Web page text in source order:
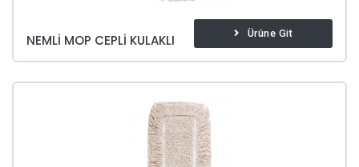
NEMLI MOP CEPLI KULAKLI Ürüne Git